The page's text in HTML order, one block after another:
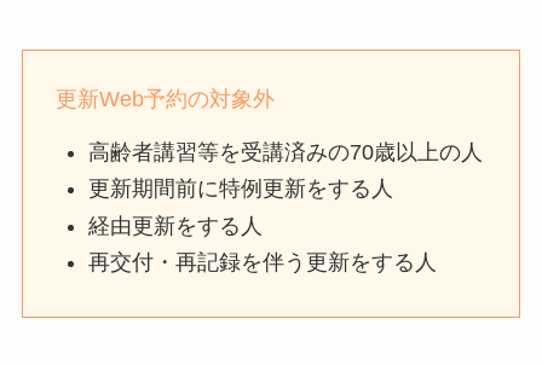
更新Web予約の対象外
高齢者講習等を受講済みの70歳以上の人
更新期間前に特例更新をする人
経由更新をする人
再交付・再記録を伴う更新をする人